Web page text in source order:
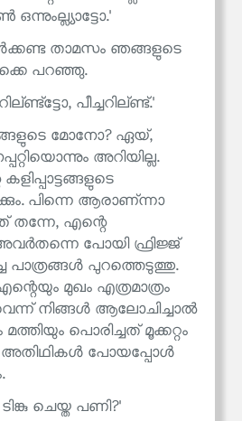
താമസം ഞങ്ങളുടെ
പറഞ്ഞു.
പീച്ചറില്ണ്ട്.'
മോനോ? ഏയ്,
അറിയില്ല.
പിന്നെ ആരാണ്ന്നാ
തന്നേ, എന്റെ
പോയി ഫ്രിജ്ജ്
പാത്രങ്ങൾ പുറത്തെടുത്തു.
മുഖം എത്രമാത്രം
നിങ്ങൾ ആലോചിച്ചാൽ
മത്തിയും പൊരിച്ചത് മൂക്കറ്റം
അതിഥികൾ പോയപ്പോൾ
ടിങ്കു ചെയ്ത പണി?'